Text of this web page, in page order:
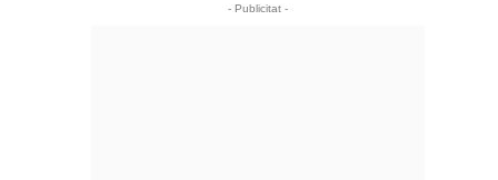
- Publicitat -